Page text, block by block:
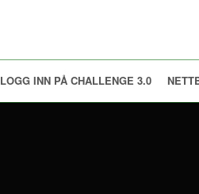
LOGG INN PÅ CHALLENGE 3.0